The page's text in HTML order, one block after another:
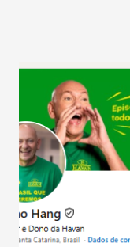
confraternizações
Salário para um
país tem a menor
Ainda segundo a
bares e
registraram
estabelecimentos no
do observado no